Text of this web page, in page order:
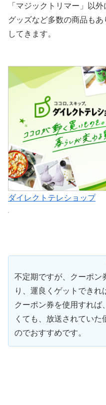
「マジックトリマー」以
グッズなど多数の商品も
してきます。
ダイレクトテレショップ
不定期ですが、クーポン
り、運良くゲットでき
クーポン券を使用すれば
くても、放送されていた
のでおすすめです。